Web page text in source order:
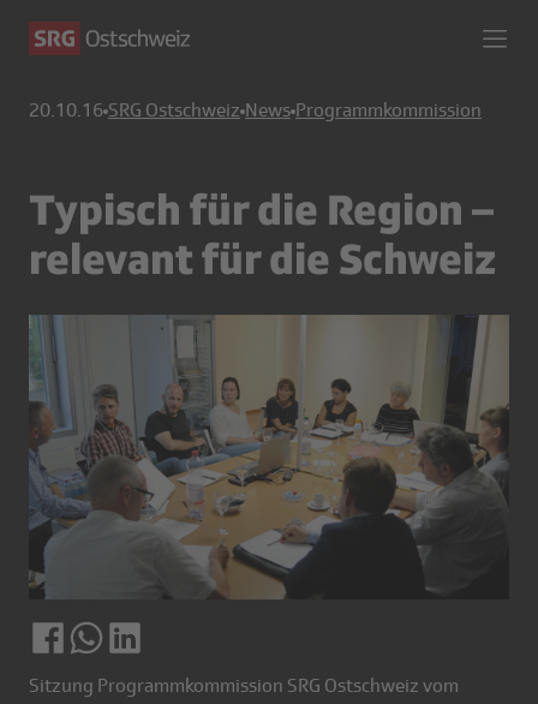
20.10.16 SRG Ostschweiz News Programmkommission
Typisch für die Region –
relevant für die Schweiz
Sitzung Programmkommission SRG Ostschweiz vom